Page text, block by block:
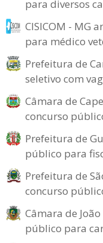
para diversos
CISICOM - MG
para médico
Prefeitura de
seletivo com
Câmara de
concurso
Prefeitura de
público para
Prefeitura de
concurso
Câmara de
público para